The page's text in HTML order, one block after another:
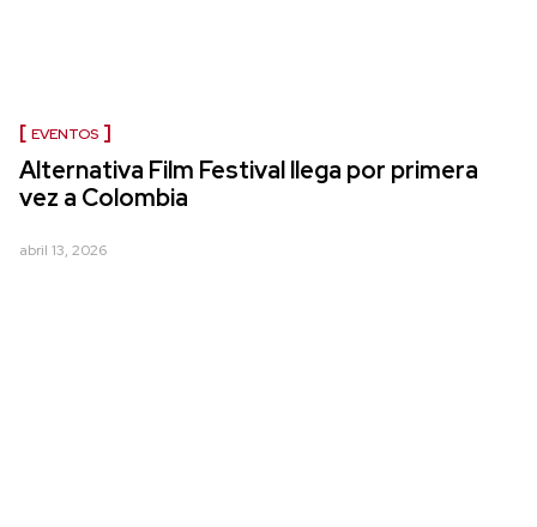
EVENTOS
Alternativa Film Festival llega por primera
vez a Colombia
abril 13, 2026